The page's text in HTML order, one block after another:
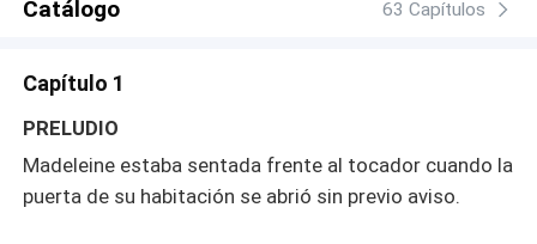
Catálogo 63 Capítulos
Capítulo 1
PRELUDIO
Madeleine estaba sentada frente al tocador cuando la
puerta de su habitación se abrió sin previo aviso.